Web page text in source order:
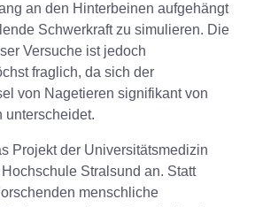
an den Hinterbeinen aufgehängt
Schwerkraft zu simulieren. Die
Versuche ist jedoch
fraglich, da sich der
von Nagetieren signifikant von
unterscheidet.
Projekt der Universitätsmedizin
Stralsund an. Statt
menschliche